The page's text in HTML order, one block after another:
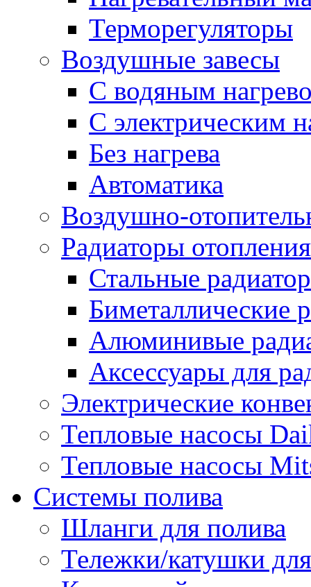
Терморегуляторы
Воздушные завесы
С водяным
С электрическим
Без нагрева
Автоматика
Воздушно-
Радиаторы отопления
Стальные
Биметаллические
Алюминивые
Аксессуары для
Электрические
Тепловые насосы
Тепловые насосы
Системы полива
Шланги для полива
Тележки/катушки